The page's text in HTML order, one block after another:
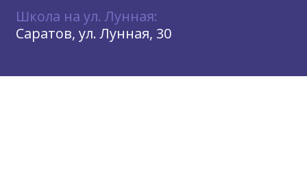
Школа на ул. Лунная:
Саратов, ул. Лунная, 30